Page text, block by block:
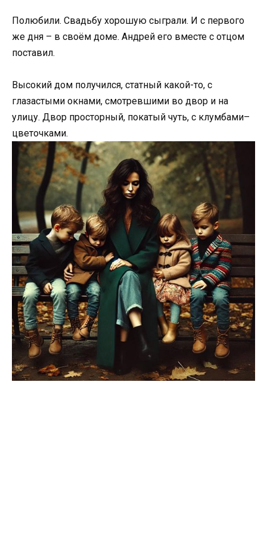
Полюбили. Свадьбу хорошую сыграли. И с первого
же дня – в своём доме. Андрей его вместе с отцом
поставил.
Высокий дом получился, статный какой-то, с
глазастыми окнами, смотревшими во двор и на
улицу. Двор просторный, покатый чуть, с клумбами–
цветочками.